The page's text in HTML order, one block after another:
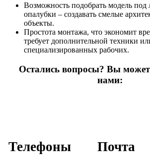
Возможность подобрать модель
опалубки – создавать смелые
объекты.
Простота монтажа, что экономит
требует дополнительной техники
специализированных рабочих.
Остались вопросы? Вы
нами:
Телефоны Почта